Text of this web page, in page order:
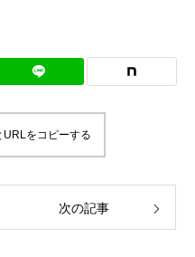
URLをコピーする
次の記事